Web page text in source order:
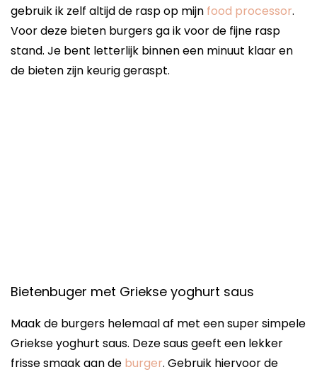
gebruik ik zelf altijd de rasp op mijn food processor.
Voor deze bieten burgers ga ik voor de fijne rasp
stand. Je bent letterlijk binnen een minuut klaar en
de bieten zijn keurig geraspt.
Bietenbuger met Griekse yoghurt saus
Maak de burgers helemaal af met een super simpele
Griekse yoghurt saus. Deze saus geeft een lekker
frisse smaak aan de burger. Gebruik hiervoor de